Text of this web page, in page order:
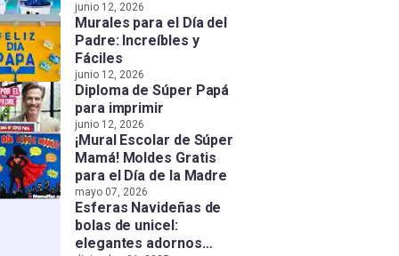
junio 12, 2026
Murales para el Día del
Padre: Increíbles y
Fáciles
junio 12, 2026
Diploma de Súper Papá
para imprimir
junio 12, 2026
¡Mural Escolar de Súper
Mamá! Moldes Gratis
para el Día de la Madre
mayo 07, 2026
Esferas Navideñas de
bolas de unicel:
elegantes adornos